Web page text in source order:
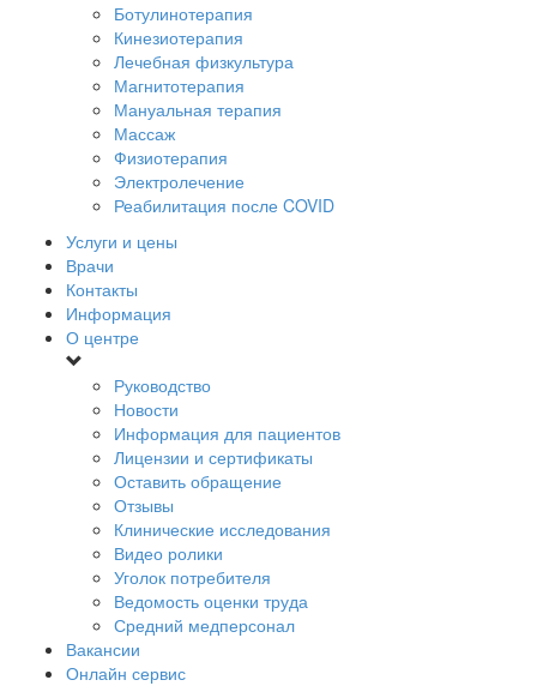
Ботулинотерапия
Кинезиотерапия
Лечебная физкультура
Магнитотерапия
Мануальная терапия
Массаж
Физиотерапия
Электролечение
Реабилитация после COVID
Услуги и цены
Врачи
Контакты
Информация
О центре
Руководство
Новости
Информация для пациентов
Лицензии и сертификаты
Оставить обращение
Отзывы
Клинические исследования
Видео ролики
Уголок потребителя
Ведомость оценки труда
Средний медперсонал
Вакансии
Онлайн сервис